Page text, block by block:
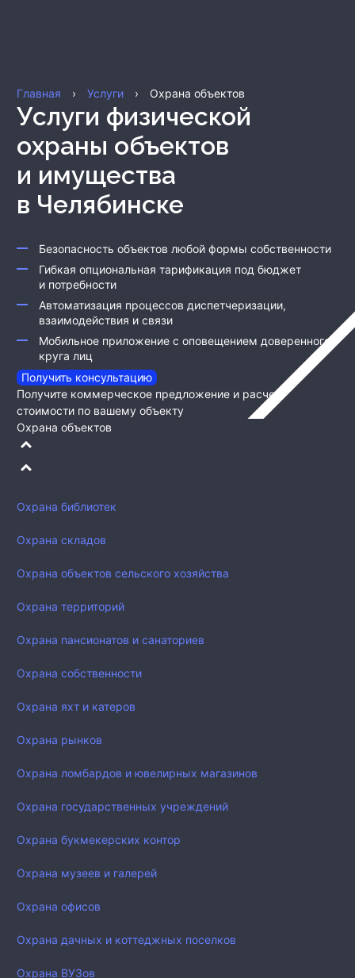
Главная › Услуги › Охрана объектов
Услуги физической
охраны объектов
и имущества
в Челябинске
Безопасность объектов любой формы собственности
Гибкая опциональная тарификация под бюджет
и потребности
Автоматизация процессов диспетчеризации,
взаимодействия и связи
Мобильное приложение с оповещением доверенного
круга лиц
Получить консультацию
Получите коммерческое предложение и расчет
стоимости по вашему объекту
Охрана объектов
Охрана библиотек
Охрана складов
Охрана объектов сельского хозяйства
Охрана территорий
Охрана пансионатов и санаториев
Охрана собственности
Охрана яхт и катеров
Охрана рынков
Охрана ломбардов и ювелирных магазинов
Охрана государственных учреждений
Охрана букмекерских контор
Охрана музеев и галерей
Охрана офисов
Охрана дачных и коттеджных поселков
Охрана ВУЗов